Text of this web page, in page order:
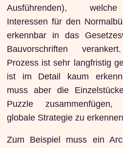
Ausführenden),
Interessen für den
erkennbar in das
Bauvorschriften
Prozess ist sehr langfristig
ist im Detail kaum
muss aber die
Puzzle
globale Strategie zu
Zum Beispiel muss ein